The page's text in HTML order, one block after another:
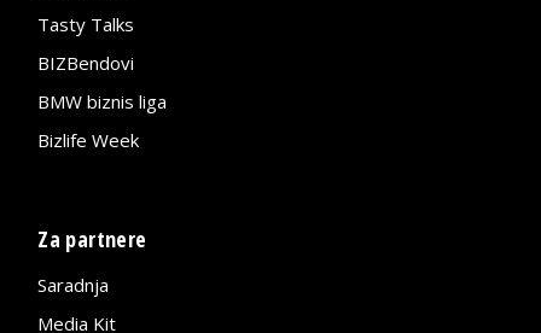
Tasty Talks
BIZBendovi
BMW biznis liga
Bizlife Week
Za partnere
Saradnja
Media Kit